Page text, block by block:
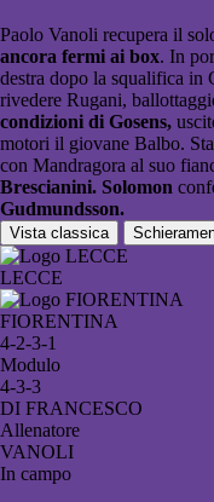
Paolo Vanoli recupera il
ancora fermi ai box. In
destra dopo la squalifica in
rivedere Rugani,
condizioni di Gosens,
motori il giovane Balbo.
con Mandragora al suo
Brescianini. Solomon
Gudmundsson.
Vista classica
LECCE
FIORENTINA
4-2-3-1
Modulo
4-3-3
DI FRANCESCO
Allenatore
VANOLI
In campo